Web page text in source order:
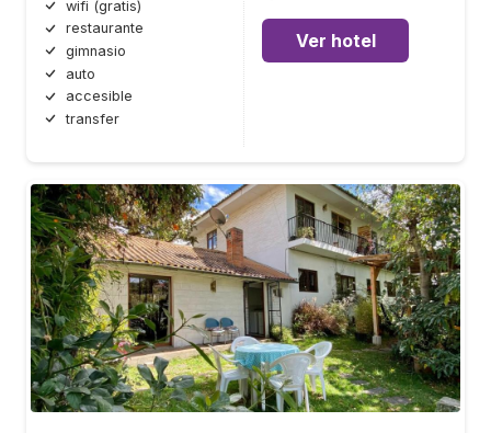
wifi (gratis)
restaurante
gimnasio
auto
accesible
transfer
Ver hotel